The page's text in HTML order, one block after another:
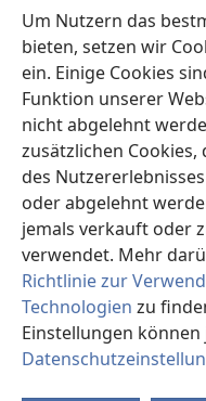
Um Nutzern das
bieten, setzen wir
ein. Einige Cookies
Funktion unserer
nicht abgelehnt
zusätzlichen
des
oder abgelehnt
jemals verkauft oder
verwendet. Mehr
Richtlinie zur
Technologien zu
Einstellungen
Spenden
(öffnet
neues
Fenster)Wachtturm ONLINE-
(öffnet
neues
Fenster)JW Hub®
(öffnet
neues
Fenster)JW Library
Watchtower Library ®
Copyright© 2026 Watch